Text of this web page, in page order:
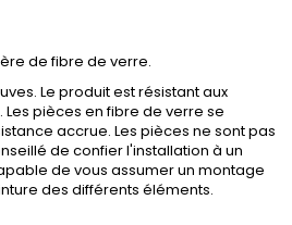
de fibre de verre.
Le produit est résistant aux
pièces en fibre de verre se
accrue. Les pièces ne sont pas
de confier l'installation à un
de vous assumer un montage
des différents éléments.